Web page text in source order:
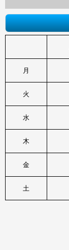
月
火
水
木
金
土